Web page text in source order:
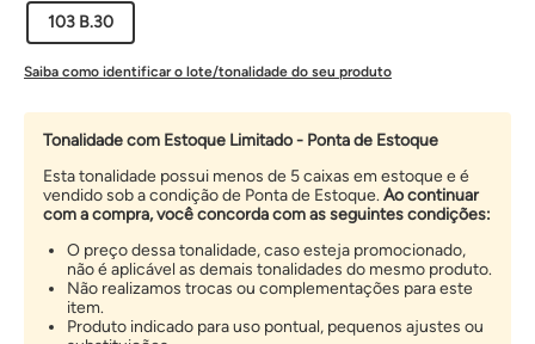
103 B.30
Saiba como identificar o lote/tonalidade do seu produto
Tonalidade com Estoque Limitado - Ponta de Estoque
Esta tonalidade possui menos de 5 caixas em estoque e é
vendido sob a condição de Ponta de Estoque.Ao continuar
com a compra, você concorda com as seguintes condições:
O preço dessa tonalidade, caso esteja promocionado,
não é aplicável as demais tonalidades do mesmo produto.
Não realizamos trocas ou complementações para este
item.
Produto indicado para uso pontual, pequenos ajustes ou